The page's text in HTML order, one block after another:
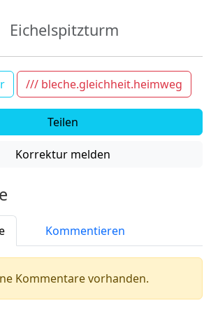
Eichelspitzturm
/// bleche.gleichheit.heimweg
Teilen
Korrektur melden
Kommentieren
Kommentare vorhanden.